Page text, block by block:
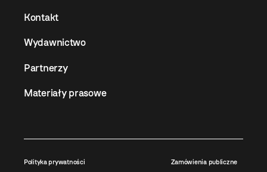
Kontakt
Wydawnictwo
Partnerzy
Materiały prasowe
Polityka prywatności Zamówienia publiczne